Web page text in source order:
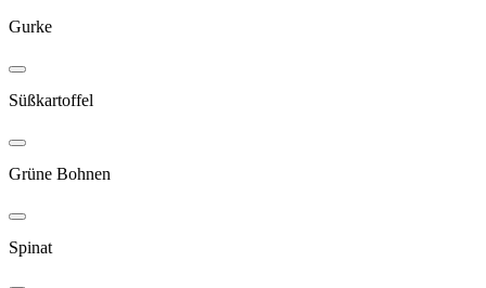
Gurke
Süßkartoffel
Grüne Bohnen
Spinat